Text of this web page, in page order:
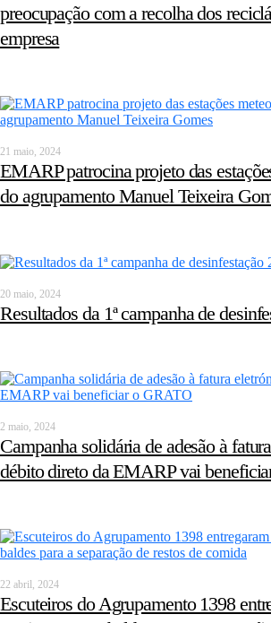
preocupação com a recolha dos
empresa
21 maio, 2024
EMARP patrocina projeto das
do agrupamento Manuel Teixeira
20 maio, 2024
Resultados da 1ª campanha de
2 maio, 2024
Campanha solidária de adesão à
débito direto da EMARP vai
22 abril, 2024
Escuteiros do Agrupamento 1398